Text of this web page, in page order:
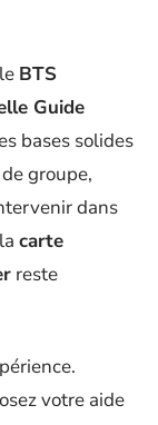
BTS
Guide
bases solides
groupe,
dans
carte
reste
votre aide